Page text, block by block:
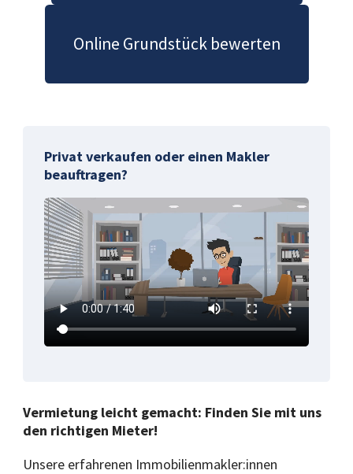
Online Grundstück bewerten
Privat verkaufen oder einen Makler
beauftragen?
Vermietung leicht gemacht: Finden Sie mit uns
den richtigen Mieter!
Unsere erfahrenen Immobilienmakler:innen